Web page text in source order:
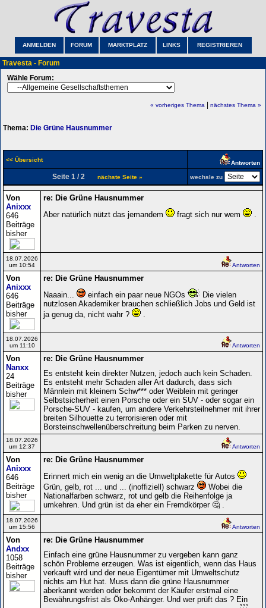
ANMELDEN FORUM MARKTPLATZ LINKS REGISTRIEREN
Travesta - Forum
Wähle Forum:
« vorheriges Thema nächstes Thema »
Thema: Die Grüne Hausnummer
<< Übersicht Antworten
Seite 1 / 2 nächste Seite » wechsle zu
Von
Anixxx
646
Beiträge
bisher
re: Die Grüne Hausnummer
Aber natürlich nützt das jemandem
fragt sich nur wem
18.07.2026
um 10:54
Antworten
Von
Anixxx
646
Beiträge
bisher
re: Die Grüne Hausnummer
Naaain...
einfach ein paar neue NGOs
Die vielen
nutzlosen Akademiker brauchen schließlich Jobs und Geld ist
ja genug da, nicht wahr ?
18.07.2026
um 11:10
Antworten
Von
Nanxx
24
Beiträge
bisher
re: Die Grüne Hausnummer
Es entsteht kein direkter Nutzen, jedoch auch kein Schaden.
Es entsteht mehr Schaden aller Art dadurch, dass sich
Männlein mit kleinem Schw*** oder Weiblein mit geringer
Selbstsicherheit einen Porsche oder ein SUV - oder sogar ein
Porsche-SUV - kaufen, um andere Verkehrsteilnehmer mit ihrer
breiten Silhouette zu terrorisieren oder mit
Borsteinschwellenüberschreitung beim Parken zu nerven.
18.07.2026
um 12:37
Antworten
Von
Anixxx
646
Beiträge
bisher
re: Die Grüne Hausnummer
Erinnert mich ein wenig an die Umweltplakette für Autos
Grün, gelb, rot ... und ... (inoffiziell) schwarz
Wobei die
Nationalfarben schwarz, rot und gelb die Reihenfolge ja
umkehren. Und grün ist da eher ein Fremdkörper 🤔 .
18.07.2026
um 15:56
Antworten
Von
Andxx
1058
Beiträge
bisher
re: Die Grüne Hausnummer
Einfach eine grüne Hausnummer zu vergeben kann ganz
schön Probleme erzeugen. Was ist eigentlich, wenn das Haus
verkauft wird und der neue Eigentümer mit Umweltschutz
nichts am Hut hat. Muss dann die grüne Hausnummer
aberkannt werden oder bekommt der Käufer erstmal eine
Bewährungsfrist als Öko-Anhänger. Und wer prüft das ? Ein